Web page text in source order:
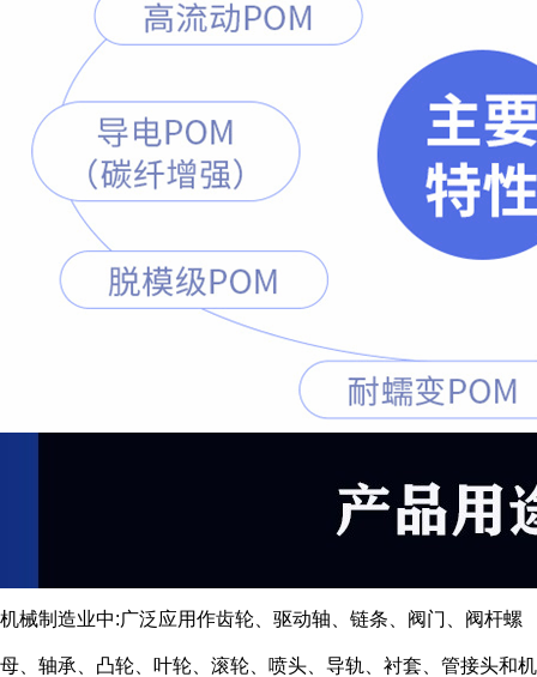
机械制造业中:广泛应用作齿轮、驱动轴、链条、阀门、阀杆螺
母、轴承、凸轮、叶轮、滚轮、喷头、导轨、衬套、管接头和机